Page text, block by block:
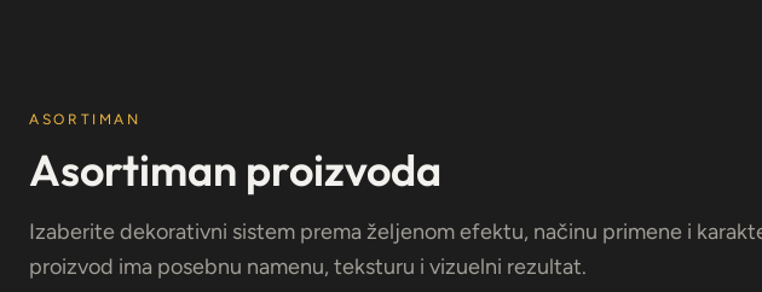
ASORTIMAN
Asortiman proizvoda
Izaberite dekorativni sistem prema željenom efektu, načinu primene i
proizvod ima posebnu namenu, teksturu i vizuelni rezultat.